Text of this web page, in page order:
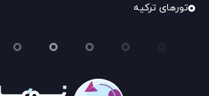
تورهای ترکیه